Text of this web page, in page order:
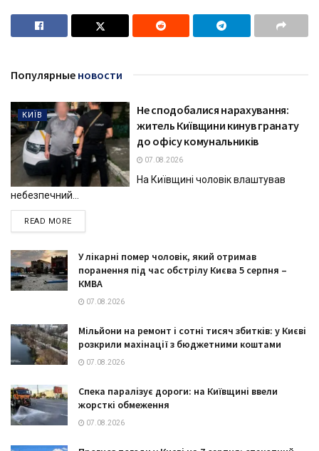
Популярные новости
КИЇВ
Не сподобалися нарахування:
житель Київщини кинув гранату
до офісу комунальників
07.08.2026
На Київщині чоловік влаштував
небезпечний...
READ MOREDETAILS
У лікарні помер чоловік, який отримав
поранення під час обстрілу Києва 5 серпня –
КМВА
07.08.2026
Мільйони на ремонт і сотні тисяч збитків: у Києві
розкрили махінації з бюджетними коштами
07.08.2026
Спека паралізує дороги: на Київщині ввели
жорсткі обмеження
07.08.2026